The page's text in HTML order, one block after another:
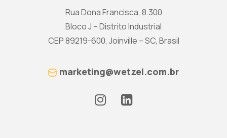
Rua Dona Francisca, 8.300
Bloco J – Distrito Industrial
CEP 89219-600, Joinville – SC, Brasil
marketing@wetzel.com.br